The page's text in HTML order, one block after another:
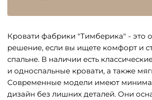
Кровати фабрики "Тимберика" - это
решение, если вы ищете комфорт и
спальне. В наличии есть
и односпальные кровати, а также
Современные модели имеют
дизайн без лишних деталей. Они